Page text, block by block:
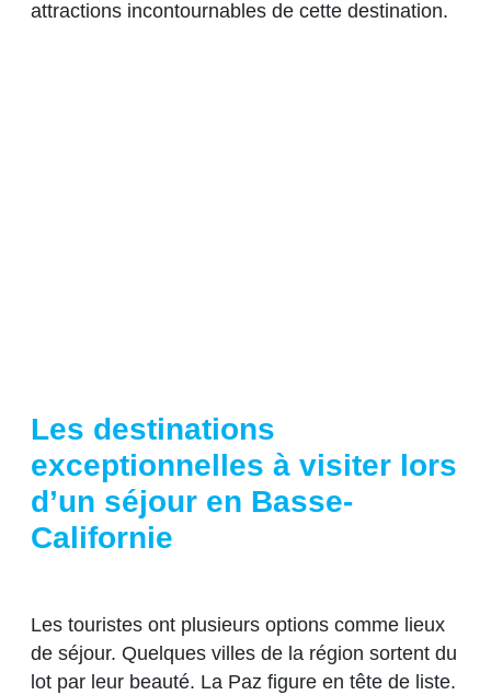
attractions incontournables de cette destination.
Les destinations
exceptionnelles à visiter lors
d’un séjour en Basse-
Californie
Les touristes ont plusieurs options comme lieux
de séjour. Quelques villes de la région sortent du
lot par leur beauté. La Paz figure en tête de liste.